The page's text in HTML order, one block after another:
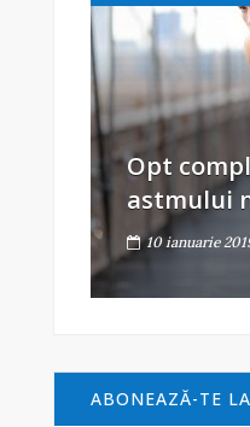
Opt
astmului
10 ianuarie
ABONEAZĂ-TE